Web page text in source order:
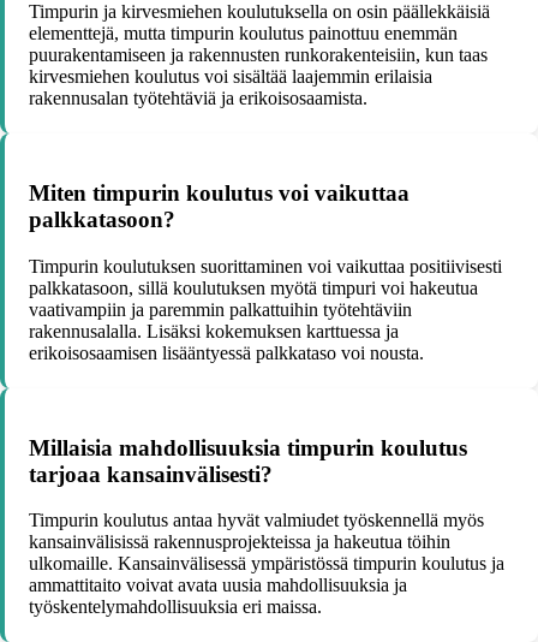
Timpurin ja kirvesmiehen koulutuksella on osin päällekkäisiä
elementtejä, mutta timpurin koulutus painottuu enemmän
puurakentamiseen ja rakennusten runkorakenteisiin, kun taas
kirvesmiehen koulutus voi sisältää laajemmin erilaisia
rakennusalan työtehtäviä ja erikoisosaamista.
Miten timpurin koulutus voi vaikuttaa
palkkatasoon?
Timpurin koulutuksen suorittaminen voi vaikuttaa positiivisesti
palkkatasoon, sillä koulutuksen myötä timpuri voi hakeutua
vaativampiin ja paremmin palkattuihin työtehtäviin
rakennusalalla. Lisäksi kokemuksen karttuessa ja
erikoisosaamisen lisääntyessä palkkataso voi nousta.
Millaisia mahdollisuuksia timpurin koulutus
tarjoaa kansainvälisesti?
Timpurin koulutus antaa hyvät valmiudet työskennellä myös
kansainvälisissä rakennusprojekteissa ja hakeutua töihin
ulkomaille. Kansainvälisessä ympäristössä timpurin koulutus ja
ammattitaito voivat avata uusia mahdollisuuksia ja
työskentelymahdollisuuksia eri maissa.